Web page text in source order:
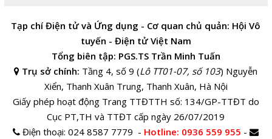
Tạp chí Điện tử và Ứng dụng - Cơ quan chủ quản: Hội Vô
tuyến - Điện tử Việt Nam
Tổng biên tập: PGS.TS Trần Minh Tuấn
Trụ sở chính: Tầng 4, số 9 (Lô TT01-07, số 103) Nguyễn
Xiển, Thanh Xuân Trung, Thanh Xuân, Hà Nội
Giấy phép hoạt động Trang TTĐTTH số: 134/GP-TTĐT do
Cục PT,TH và TTĐT cấp ngày 26/07/2019
Điện thoại:024 8587 7779 - Hotline: 0936 559 955 -